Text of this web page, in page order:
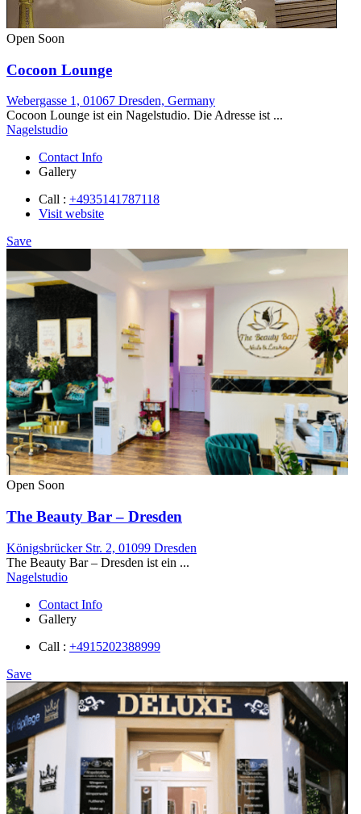
Open Soon
Cocoon Lounge
Webergasse 1, 01067 Dresden, Germany
Cocoon Lounge ist ein Nagelstudio. Die Adresse ist ...
Nagelstudio
Contact Info
Gallery
Call : +4935141787118
Visit website
Save
Open Soon
The Beauty Bar – Dresden
Königsbrücker Str. 2, 01099 Dresden
The Beauty Bar – Dresden ist ein ...
Nagelstudio
Contact Info
Gallery
Call : +4915202388999
Save